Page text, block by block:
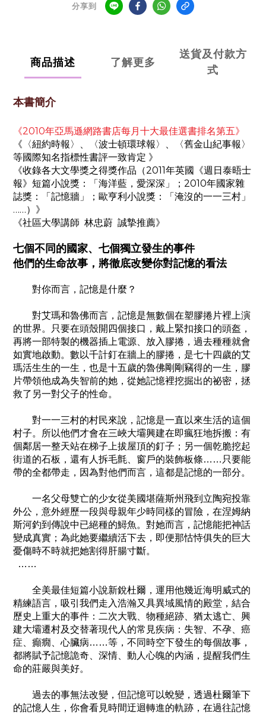
分享到
商品描述 了解更多
送貨及付款方
式
本書簡介
《2010年亞馬遜網路書店每月十大最佳選書排名第五》
《〈紐約時報〉、〈波士頓環球報〉、〈舊金山紀事報〉
等國際知名指標性書評一致肯定 》
《收錄各大文學獎之得獎作品（2011年英國《週日泰晤士
報》短篇小說獎：「海洋藍，愛深深」；2010年國家雜
誌獎：「記憶牆」；歐亨利小說獎：「淹沒的一一三村」
……）》
《社區大學講師 林忠蔚 誠摯推薦》
七個不同的國家、七個獨立發生的事件
他們的生命故事，將徹底改變你對記憶的看法
對你而言，記憶是什麼？
對艾瑪和魯佛而言，記憶是無數個在塑膠捲片裡上演
的世界。只要在頭殼開四個接口，戴上緊扣接口的頭盔，
再將一部特製的機器插上電源、放入膠捲，過去種種就會
如實地啟動。數以千計釘在牆上的膠捲，是七十四歲的艾
瑪活生生的一生，也是十五歲的魯佛剛剛竊得的一生，膠
片帶領他成為失智前的她，從她記憶裡挖掘出的祕密，拯
救了另一對父子的性命。
對一一三村的村民來說，記憶是一直以來生活的這個
村子。所以他們才會在三峽大壩興建在即瘋狂地拆搬：有
個鄰居一整天站在梯子上拔屋頂的釘子；另一個乾脆挖起
街道的石板，還有人拆毛氈、窗戶的裝飾板條……只要能
帶的全都帶走，因為對他們而言，這都是記憶的一部分。
一名父母雙亡的少女從美國堪薩斯州飛到立陶宛投靠
外公，意外經歷一段與母親年少時同樣的冒險，在涅姆納
斯河釣到傳說中已絕種的鱘魚。對她而言，記憶能把神話
變成真實；為此她要繼續活下去，即便那怙恃俱失的巨大
憂傷時不時就把她割得肝腸寸斷。
……
全美最佳短篇小說新銳杜爾，運用他幾近海明威式的
精練語言，吸引我們走入浩瀚又具異域風情的殿堂，結合
歷史上重大的事件：二次大戰、物種絕跡、猶太逃亡、興
建大壩遷村及交替著現代人的常見疾病：失智、不孕、癌
症、癲癇、心臟病……等，不同時空下發生的每個故事，
都將賦予記憶詭奇、深情、動人心魄的內涵，提醒我們生
命的莊嚴與美好。
過去的事無法改變，但記憶可以蛻變，透過杜爾筆下
的記憶人生，你會看見時間迂迴轉進的軌跡，在過往記憶